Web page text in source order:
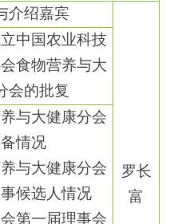
介绍嘉宾
罗长
富
中国农业科技
食物营养与大
会的批复
与大健康分会
情况
与大健康分会
候选人情况
第一届理事会